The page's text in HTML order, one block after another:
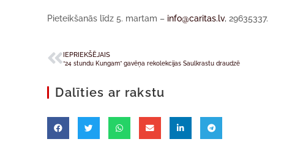
Pieteikšanās līdz 5. martam – info@caritas.lv, 29635337.
IEPRIEKŠĒJAIS
“24 stundu Kungam” gavēņa rekolekcijas Saulkrastu draudzē
Dalīties ar rakstu